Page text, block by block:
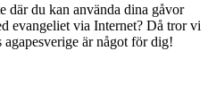
där du kan använda dina gåvor
evangeliet via Internet? Då tror vi
är något för dig!